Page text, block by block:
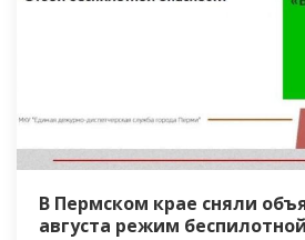
В Пермском крае сняли
августа режим